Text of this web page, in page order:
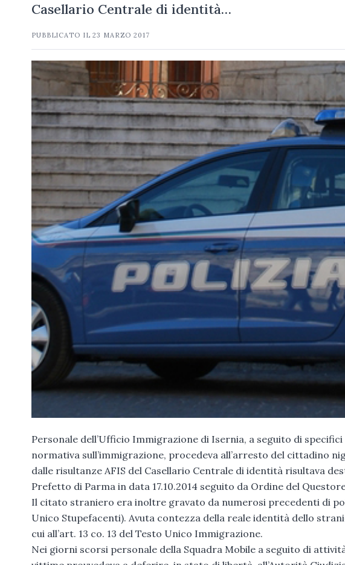
Casellario Centrale di identità…
PUBBLICATO IL23 MARZO 2017
Personale dell’Ufficio Immigrazione di Isernia, a seguito di
normativa sull’immigrazione, procedeva all’arresto del cittadino
dalle risultanze AFIS del Casellario Centrale di identità risultava
Prefetto di Parma in data 17.10.2014 seguito da Ordine del
Il citato straniero era inoltre gravato da numerosi precedenti di
Unico Stupefacenti). Avuta contezza della reale identità dello
cui all’art. 13 co. 13 del Testo Unico Immigrazione.
Nei giorni scorsi personale della Squadra Mobile a seguito di